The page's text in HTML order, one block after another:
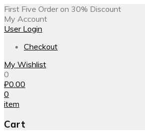
First Five Order on 30% Discount
My Account
User Login
Checkout
My Wishlist
0
₽0.00
0
item
Cart